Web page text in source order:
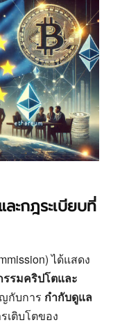
ะกฎระเบียบที่
ได้แสดง
รมคริปโตและ
กับการ กำกับดูแล
เติบโตของ